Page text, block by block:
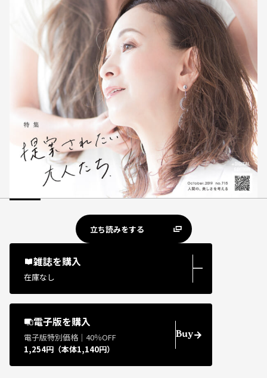
立ち読みをする
雑誌を購入
在庫なし
―
電子版を購入
電子版特別価格｜40％OFF
1,254円（本体1,140円）
Buy